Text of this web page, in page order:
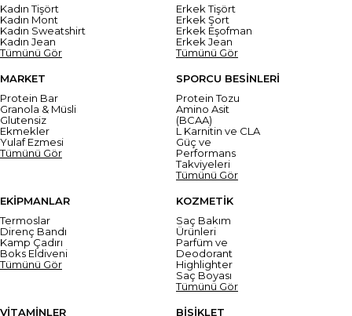
Kadın Tişört
Kadın Mont
Kadın Sweatshirt
Kadın Jean
Tümünü Gör
Erkek Tişört
Erkek Şort
Erkek Eşofman
Erkek Jean
Tümünü Gör
MARKET
Protein Bar
Granola & Müsli
Glutensiz
Ekmekler
Yulaf Ezmesi
Tümünü Gör
SPORCU BESİNLERİ
Protein Tozu
Amino Asit
(BCAA)
L Karnitin ve CLA
Güç ve
Performans
Takviyeleri
Tümünü Gör
EKİPMANLAR
Termoslar
Direnç Bandı
Kamp Çadırı
Boks Eldiveni
Tümünü Gör
KOZMETİK
Saç Bakım
Ürünleri
Parfüm ve
Deodorant
Highlighter
Saç Boyası
Tümünü Gör
VİTAMİNLER
BİSİKLET